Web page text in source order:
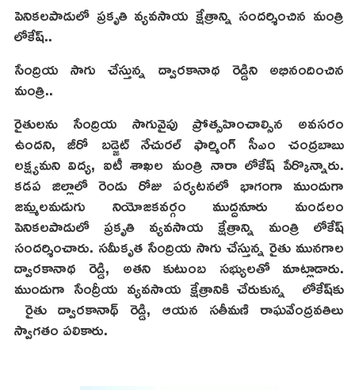
పెనికలపాడులో ప్రకృతి వ్యవసాయ క్షేత్రాన్ని సందర్శించిన మంత్రి
లోకేష్..
సేంద్రియ సాగు చేస్తున్న ద్వారకానాథ రెడ్డిని అభినందించిన
మంత్రి..
రైతులను సేంద్రియ సాగువైపు ప్రోత్సహించాల్సిన అవసరం
ఉందని, జీరో బడ్జెట్ నేచురల్ ఫార్మింగ్ సీఎం చంద్రబాబు
లక్ష్యమని విద్య, ఐటీ శాఖల మంత్రి నారా లోకేష్ పేర్కొన్నారు.
కడప జిల్లాలో రెండు రోజు పర్యటనలో భాగంగా ముందుగా
జమ్మలమడుగు నియోజకవర్గం ముద్దనూరు మండలం
పెనికలపాడులో ప్రకృతి వ్యవసాయ క్షేత్రాన్ని మంత్రి లోకేష్
సందర్శించారు. సమీకృత సేంద్రియ సాగు చేస్తున్న రైతు మునగాల
ద్వారకానాథ రెడ్డి, అతని కుటుంబ సభ్యులతో మాట్లాడారు.
ముందుగా సేంద్రీయ వ్యవసాయ క్షేత్రానికి చేరుకున్న లోకేష్‌కు
రైతు ద్వారకానాథ్ రెడ్డి, ఆయన సతీమణి రాఘవేంద్రవతిలు
స్వాగతం పలికారు.